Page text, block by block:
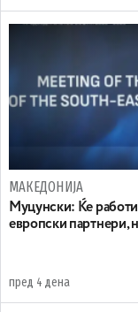
МАКЕДОНИЈА
Муцунски: Ќе
европски партнери,
пред 4 дена